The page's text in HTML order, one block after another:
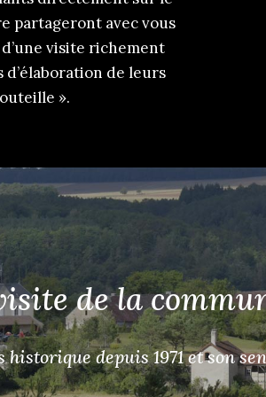
partageront avec vous
visite richement
de leurs
».
de la
depuis 1971 et son